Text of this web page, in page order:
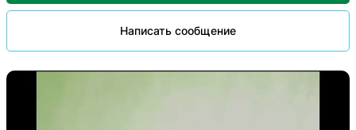
Написать сообщение